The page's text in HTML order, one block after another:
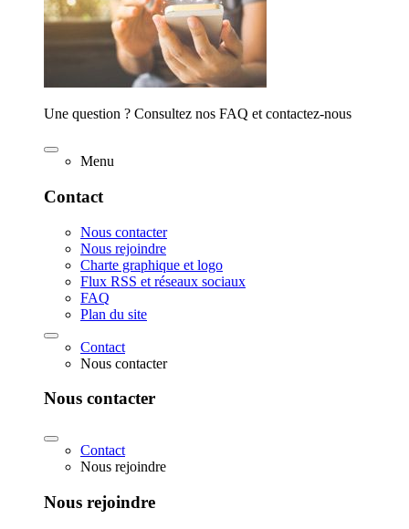
Une question ? Consultez nos FAQ et contactez-nous
Menu
Contact
Nous contacter
Nous rejoindre
Charte graphique et logo
Flux RSS et réseaux sociaux
FAQ
Plan du site
Contact
Nous contacter
Nous contacter
Contact
Nous rejoindre
Nous rejoindre